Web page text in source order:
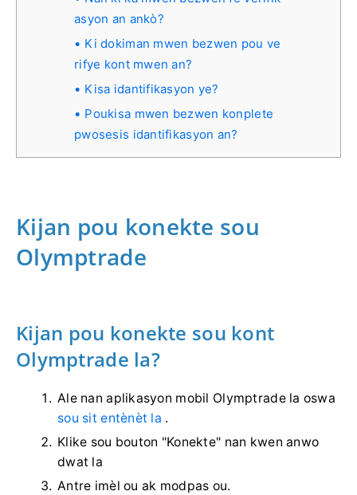
asyon an ankò?
Ki dokiman mwen bezwen pou ve
rifye kont mwen an?
Kisa idantifikasyon ye?
Poukisa mwen bezwen konplete
pwosesis idantifikasyon an?
Kijan pou konekte sou
Olymptrade
Kijan pou konekte sou kont
Olymptrade la?
Ale nan aplikasyon mobil Olymptrade la oswa
sou sit entènèt la .
Klike sou bouton "Konekte" nan kwen anwo
dwat la
Antre imèl ou ak modpas ou.